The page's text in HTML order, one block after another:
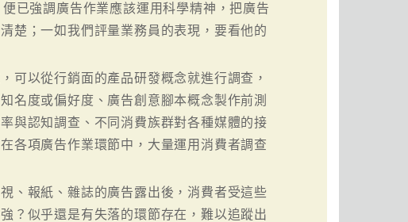
已強調廣告作業應該運用科學精神，把廣告
楚；一如我們評量業務員的表現，要看他的
可以從行銷面的產品研發概念就進行調查，
名度或偏好度、廣告創意腳本概念製作前測
與認知調查、不同消費族群對各種媒體的接
項廣告作業環節中，大量運用消費者調查
、報紙、雜誌的廣告露出後，消費者受這些
？似乎還是有失落的環節存在，難以追蹤出